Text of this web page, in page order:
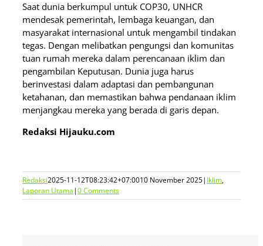
Saat dunia berkumpul untuk COP30, UNHCR
mendesak pemerintah, lembaga keuangan, dan
masyarakat internasional untuk mengambil tindakan
tegas. Dengan melibatkan pengungsi dan komunitas
tuan rumah mereka dalam perencanaan iklim dan
pengambilan Keputusan. Dunia juga harus
berinvestasi dalam adaptasi dan pembangunan
ketahanan, dan memastikan bahwa pendanaan iklim
menjangkau mereka yang berada di garis depan.
Redaksi Hijauku.com
Redaksi2025-11-12T08:23:42+07:0010 November 2025| Iklim,
Laporan Utama|0 Comments